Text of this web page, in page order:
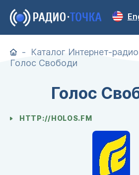
Каталог Интернет-радио
Голос Свободи
Голос
HTTP://HOLOS.FM